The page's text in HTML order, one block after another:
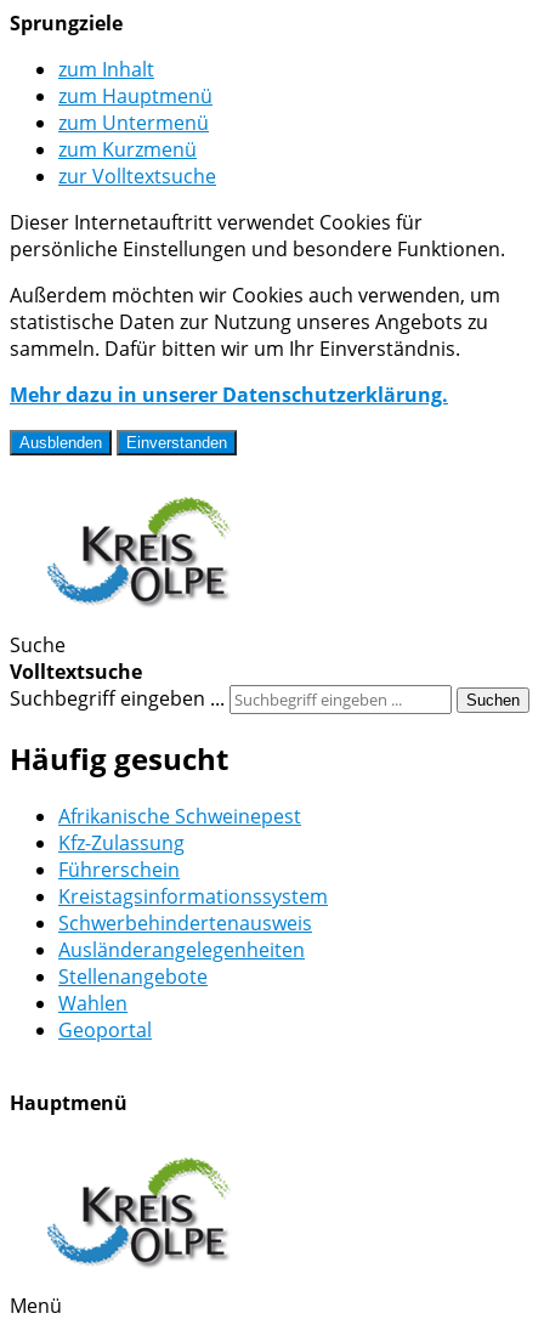
Sprungziele
zum Inhalt
zum Hauptmenü
zum Untermenü
zum Kurzmenü
zur Volltextsuche
Dieser Internetauftritt verwendet Cookies für
persönliche Einstellungen und besondere Funktionen.
Außerdem möchten wir Cookies auch verwenden, um
statistische Daten zur Nutzung unseres Angebots zu
sammeln. Dafür bitten wir um Ihr Einverständnis.
Mehr dazu in unserer Datenschutzerklärung.
Ausblenden Einverstanden
Suche
Volltextsuche
Suchbegriff eingeben ...
Suchen
Häufig gesucht
Afrikanische Schweinepest
Kfz-Zulassung
Führerschein
Kreistagsinformationssystem
Schwerbehindertenausweis
Ausländerangelegenheiten
Stellenangebote
Wahlen
Geoportal
Hauptmenü
Menü